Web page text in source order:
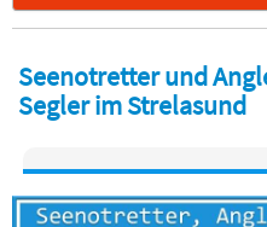
Seenotretter und
Segler im Strelasund